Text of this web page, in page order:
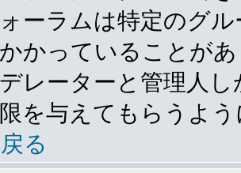
ーラムは特定のグ
かっていることが
レーターと管理人
を与えてもらうよ
る